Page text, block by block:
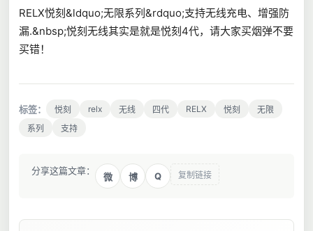
RELX悦刻&ldquo;无限系列&rdquo;支持无线充电、增强防
漏.&nbsp;悦刻无线其实是就是悦刻4代，请大家买烟弹不要
买错！
标签： 悦刻 relx 无线 四代 RELX 悦刻
无限
系列
支持
分享这篇文章：
微 博 Q 复制链接